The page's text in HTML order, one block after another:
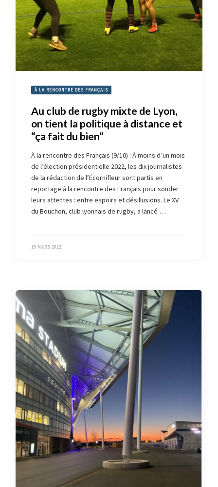
À LA RENCONTRE DES FRANÇAIS
Au club de rugby mixte de Lyon,
on tient la politique à distance et
“ça fait du bien”
À la rencontre des Français (9/10) : À moins d’un mois
de l’élection présidentielle 2022, les dix journalistes
de la rédaction de l’Écornifleur sont partis en
reportage à la rencontre des Français pour sonder
leurs attentes : entre espoirs et désillusions. Le XV
du Bouchon, club lyonnais de rugby, a lancé …
18 MARS 2022